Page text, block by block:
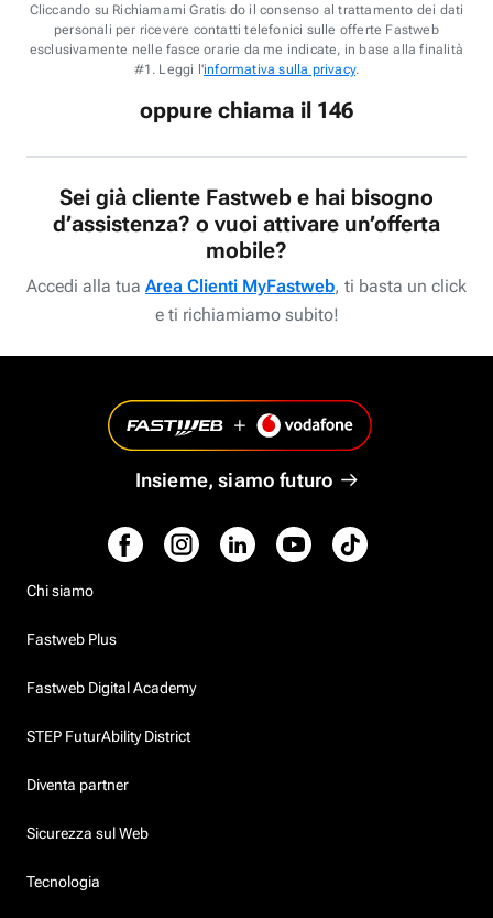
Cliccando su Richiamami Gratis do il consenso al trattamento dei dati
personali per ricevere contatti telefonici sulle offerte Fastweb
esclusivamente nelle fasce orarie da me indicate, in base alla finalità
#1. Leggi l'informativa sulla privacy.
oppure chiama il 146
Sei già cliente Fastweb e hai bisogno
d’assistenza? o vuoi attivare un’offerta
mobile?
Accedi alla tua Area Clienti MyFastweb, ti basta un click
e ti richiamiamo subito!
Insieme, siamo futuro
Chi siamo
Fastweb Plus
Fastweb Digital Academy
STEP FuturAbility District
Diventa partner
Sicurezza sul Web
Tecnologia